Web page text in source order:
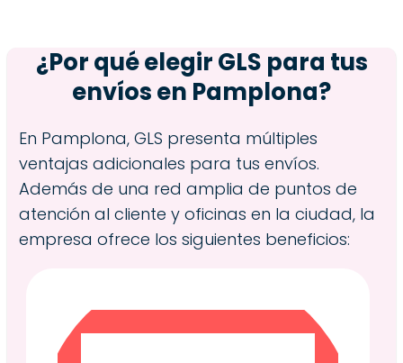
¿Por qué elegir GLS para tus
envíos en Pamplona?
En Pamplona, GLS presenta múltiples
ventajas adicionales para tus envíos.
Además de una red amplia de puntos de
atención al cliente y oficinas en la ciudad, la
empresa ofrece los siguientes beneficios: